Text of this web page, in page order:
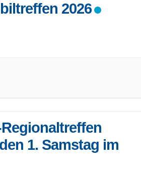
2026
1. Samstag im